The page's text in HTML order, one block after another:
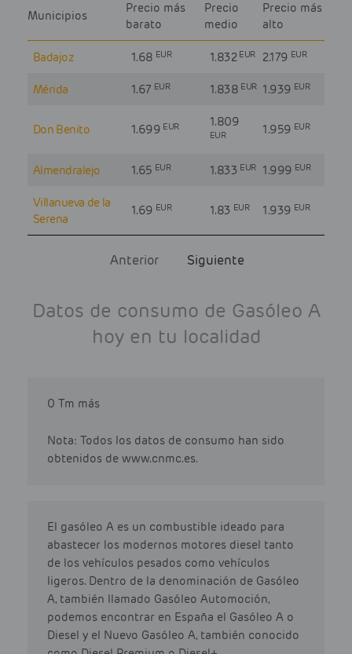
Municipios
Precio más
barato
Precio
medio
Precio más
alto
Badajoz 1.68 EUR 1.832 EUR 2.179 EUR
Mérida 1.67 EUR 1.838 EUR 1.939 EUR
Don Benito 1.699 EUR 1.809
EUR 1.959 EUR
Almendralejo 1.65 EUR 1.833 EUR 1.999 EUR
Villanueva de la
Serena
1.69 EUR 1.83 EUR 1.939 EUR
Anterior Siguiente
Datos de consumo de Gasóleo A
hoy en tu localidad
0 Tm más
Nota: Todos los datos de consumo han sido
obtenidos de www.cnmc.es.
El gasóleo A es un combustible ideado para
abastecer los modernos motores diesel tanto
de los vehículos pesados como vehículos
ligeros. Dentro de la denominación de Gasóleo
A, también llamado Gasóleo Automoción,
podemos encontrar en España el Gasóleo A o
Diesel y el Nuevo Gasóleo A, también conocido